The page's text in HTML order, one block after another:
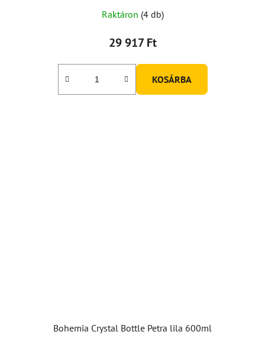
Raktáron (4 db)
29 917 Ft
KOSÁRBA
Bohemia Crystal Bottle Petra lila 600ml